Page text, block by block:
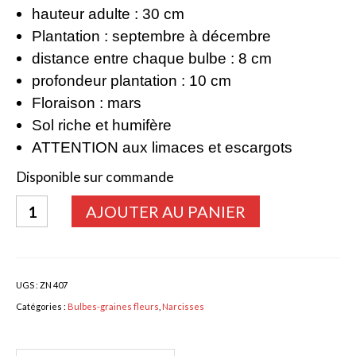
Bulbes Automne
Narcisses
Tulipes
Jacinthes
Divers bulbes
Callas – arum
hauteur adulte : 30 cm
Plantation : septembre à décembre
distance entre chaque bulbe : 8 cm
profondeur plantation : 10 cm
Floraison : mars
Sol riche et humifère
ATTENTION aux limaces et escargots
Disponible sur commande
quantité
de
White
AJOUTER AU PANIER
UGS : ZN 407
Catégories : Bulbes-graines fleurs Narcisses